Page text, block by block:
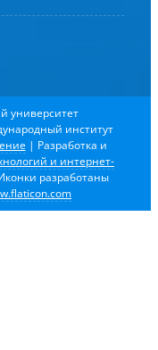
университет
институт
| Разработка и
и интернет-
разработаны